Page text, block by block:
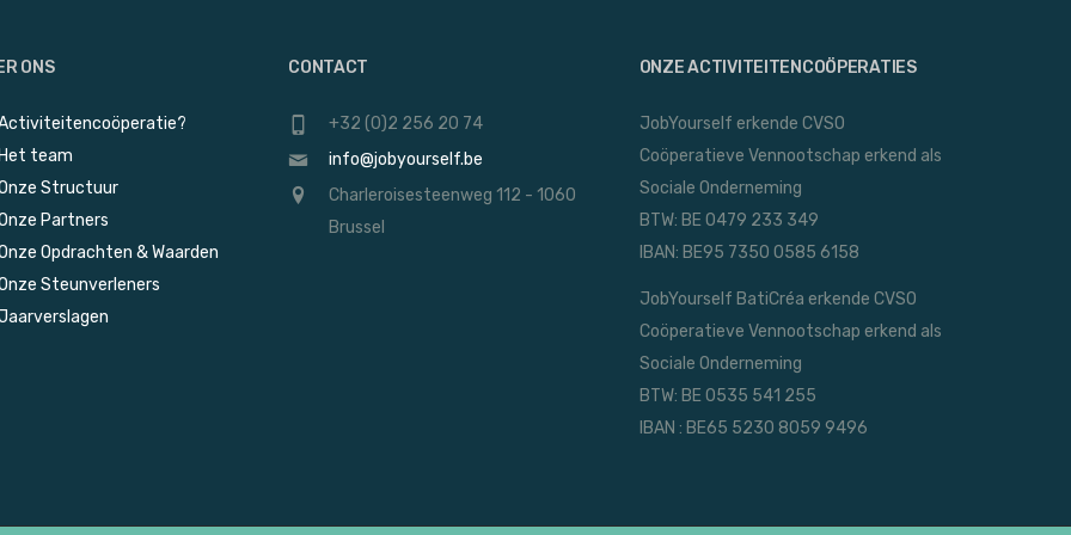
besoin émotionnel non reconnu ?
Alight Your Mind
Accessoires et ostéopathie pour chiens
Joséphine de Lespinay
Traductions de l'anglais vers le français et
services administratifs
Kai DENNIS
K-lingua
ONS
Het team
Structuur
Partners
Opdrachten & Waarden
Steunverleners
CONTACT
+32 (0)2 256 20 74
info@jobyourself.be
Charleroisesteenweg 112 - 1060
Brussel
ONZE ACTIVITEITENCOÖPERATIES
JobYourself erkende CVSO
Coöperatieve Vennootschap erkend als
Sociale Onderneming
BTW: BE 0479 233 349
IBAN: BE95 7350 0585 6158
JobYourself BatiCréa erkende CVSO
Coöperatieve Vennootschap erkend als
Sociale Onderneming
BTW: BE 0535 541 255
IBAN : BE65 5230 8059 9496